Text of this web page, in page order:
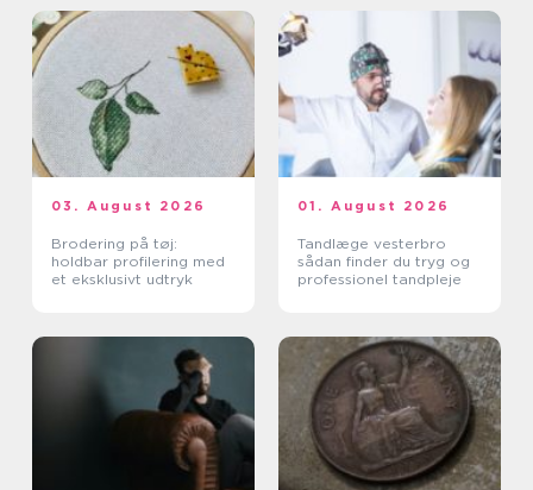
03. August 2026
Brodering på tøj:
holdbar profilering med
et eksklusivt udtryk
01. August 2026
Tandlæge vesterbro
sådan finder du tryg og
professionel tandpleje